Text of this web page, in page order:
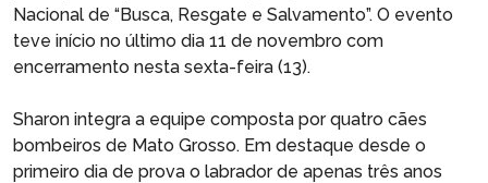
Nacional de “Busca, Resgate e Salvamento”. O evento
teve início no último dia 11 de novembro com
encerramento nesta sexta-feira (13).
Sharon integra a equipe composta por quatro cães
bombeiros de Mato Grosso. Em destaque desde o
primeiro dia de prova o labrador de apenas três anos